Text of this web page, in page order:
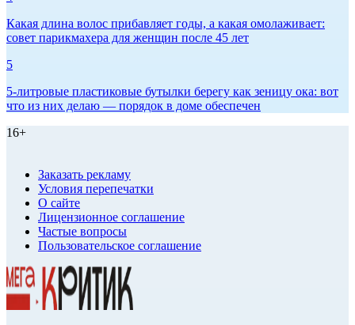
Какая длина волос прибавляет годы, а какая омолаживает:
совет парикмахера для женщин после 45 лет
5
5-литровые пластиковые бутылки берегу как зеницу ока: вот
что из них делаю — порядок в доме обеспечен
16+
Заказать рекламу
Условия перепечатки
О сайте
Лицензионное соглашение
Частые вопросы
Пользовательское соглашение